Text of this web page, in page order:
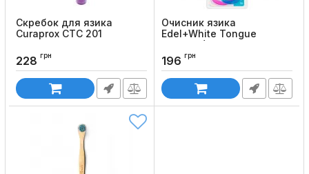
Скребок для язика
Curaprox CTC 201
228 грн
Очисник язика
Edel+White Tongue
Cleaner (3 шт)
Код товару:
196 грн